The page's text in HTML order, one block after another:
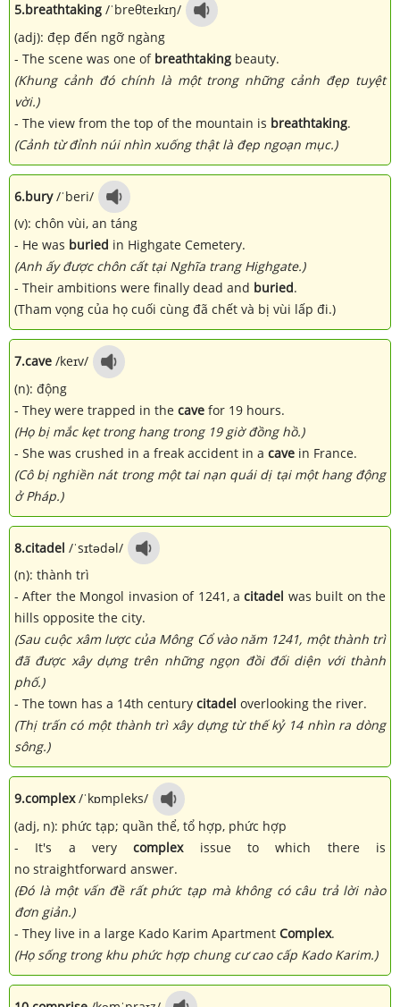
5.breathtaking /ˈbreθteɪkɪŋ/
(adj): đẹp đến ngỡ ngàng
- The scene was one of breathtaking beauty.
(Khung cảnh đó chính là một trong những cảnh đẹp tuyệt
vời.)
- The view from the top of the mountain is breathtaking.
(Cảnh từ đỉnh núi nhìn xuống thật là đẹp ngoạn mục.)
6.bury/ˈberi/
(v): chôn vùi, an táng
- He was buried in Highgate Cemetery.
(Anh ấy được chôn cất tại Nghĩa trang Highgate.)
- Their ambitions were finally dead and buried.
(Tham vọng của họ cuối cùng đã chết và bị vùi lấp đi.)
7.cave /keɪv/
(n): động
- They were trapped in the cave for 19 hours.
(Họ bị mắc kẹt trong hang trong 19 giờ đồng hồ.)
- She was crushed in a freak accident in a cave in France.
(Cô bị nghiền nát trong một tai nạn quái dị tại một hang động
ở Pháp.)
8.citadel /ˈsɪtədəl/
(n): thành trì
- After the Mongol invasion of 1241, acitadel was built on the
hills opposite the city.
(Sau cuộc xâm lược của Mông Cổ vào năm 1241, một thành trì
đã được xây dựng trên những ngọn đồi đối diện với thành
phố.)
- The town has a 14th century citadel overlooking the river.
(Thị trấn có một thành trì xây dựng từ thế kỷ 14 nhìn ra dòng
sông.)
9.complex/ˈkɒmpleks/
(adj, n): phức tạp; quần thể, tổ hợp, phức hợp
- It's a verycomplexissue to which there is
no straightforward answer.
(Đó là một vấn đề rất phức tạp mà không có câu trả lời nào
đơn giản.)
- They live in a large Kado Karim Apartment Complex.
(Họ sống trong khu phức hợp chung cư cao cấp Kado Karim.)